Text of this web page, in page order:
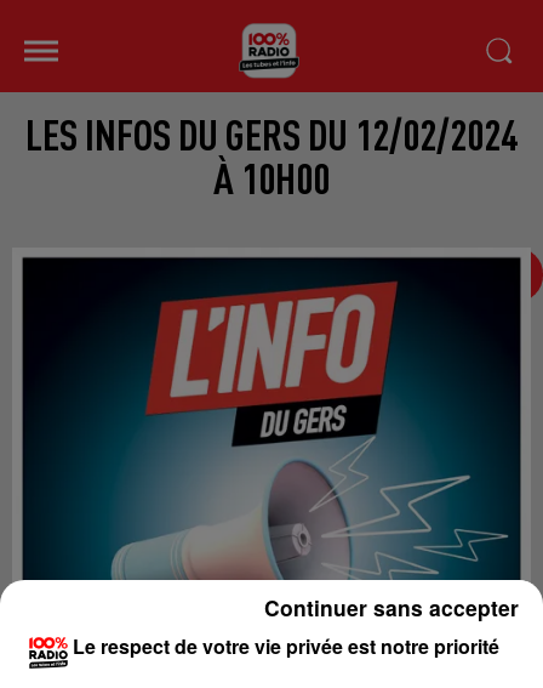
LES INFOS DU GERS DU 12/02/2024
À 10H00
Le respect de votre vie privée est notre priorité
Continuer sans accepter